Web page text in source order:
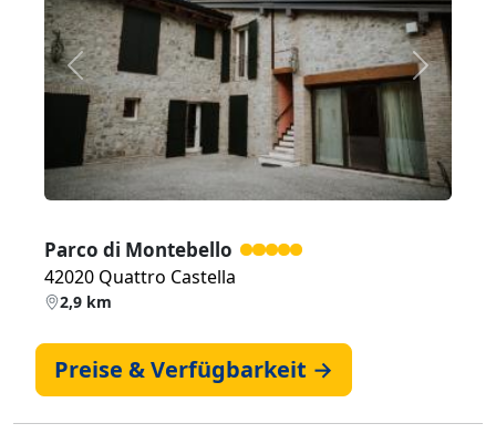
Zurück Weiter
Parco di Montebello
42020 Quattro Castella
2,9 km
Preise & Verfügbarkeit →